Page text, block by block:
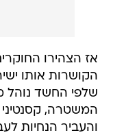
אז הצהירו
הקושרות אותו
שלפי החשד נוהל
המשטרה,
והעביר הנחיות